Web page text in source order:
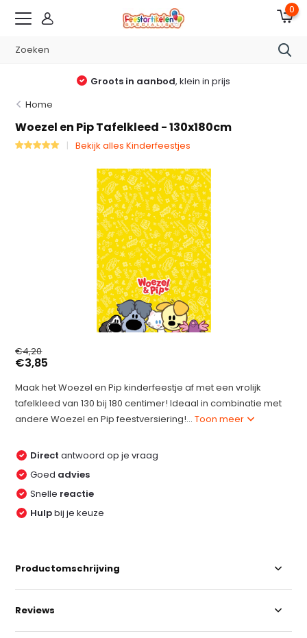
0
Groots in aanbod, klein in prijs
Home
Woezel en Pip Tafelkleed - 130x180cm
Bekijk alles Kinderfeestjes
€4,20
€3,85
Maak het Woezel en Pip kinderfeestje af met een vrolijk
tafelkleed van 130 bij 180 centimer! Ideaal in combinatie met
andere Woezel en Pip feestversiering!...Toon meer
Direct antwoord op je vraag
Goed advies
Snelle reactie
Hulpbij je keuze
Productomschrijving
Reviews